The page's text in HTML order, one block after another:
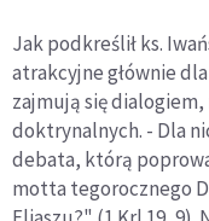
Jak podkreślił ks.
atrakcyjne głównie
zajmują się
doktrynalnych. - Dla
debata, którą
motta tegorocznego